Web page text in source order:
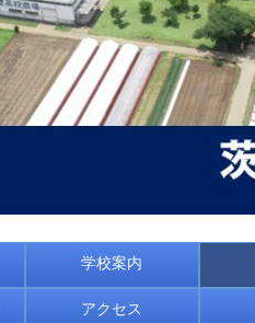
学校案内
アクセス